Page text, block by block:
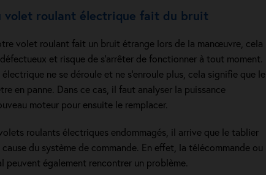
volet roulant électrique fait du bruit
volet roulant fait un bruit étrange lors de la manœuvre, cela
et risque de s’arrêter de fonctionner à tout moment.
ne se déroule et ne s’enroule plus, cela signifie que le
en panne. Dans ce cas, il faut analyser la puissance
moteur pour ensuite le remplacer.
roulants électriques endommagés, il arrive que le tablier
du système de commande. En effet, la télécommande ou
peuvent également rencontrer un problème.